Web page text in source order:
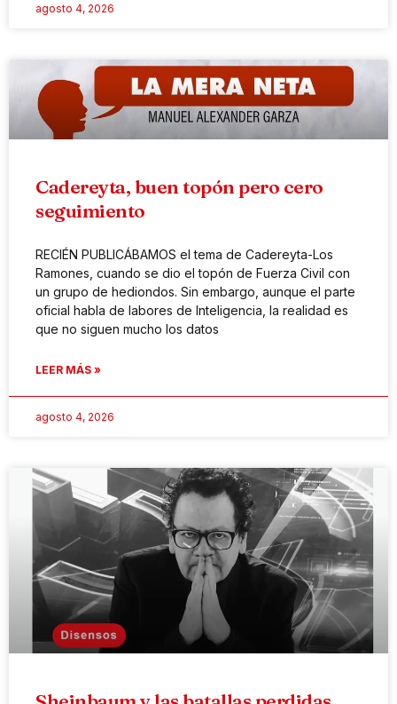
agosto 4, 2026
Cadereyta, buen topón pero cero
seguimiento
RECIÉN PUBLICÁBAMOS el tema de Cadereyta-Los
Ramones, cuando se dio el topón de Fuerza Civil con
un grupo de hediondos. Sin embargo, aunque el parte
oficial habla de labores de Inteligencia, la realidad es
que no siguen mucho los datos
LEER MÁS »
agosto 4, 2026